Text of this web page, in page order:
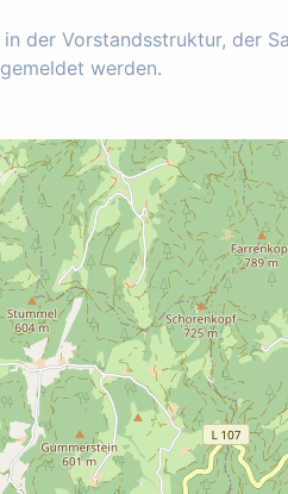
in der Vorstandsstruktur, der
werden.